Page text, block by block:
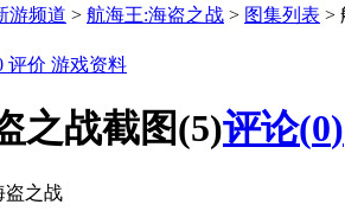
游频道 > 航海王:海盗之战 > 图集列表 >
评价 游戏资料
之战截图(5)评论(0)
盗之战